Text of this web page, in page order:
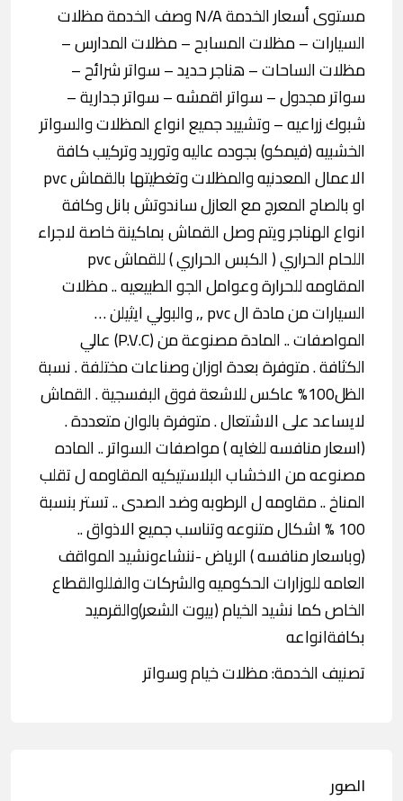
مستوى أسعار الخدمة N/A وصف الخدمة مظلات
السيارات – مظلات المسابح – مظلات المدارس –
مظلات الساحات – هناجر حديد – سواتر شرائح –
سواتر مجدول – سواتر اقمشه – سواتر جدارية –
شبوك زراعيه – وتشييد جميع انواع المظلات والسواتر
الخشبيه (فيمكو) بجوده عاليه وتوريد وتركيب كافة
الاعمال المعدنيه والمظلات وتغطيتها بالقماش pvc
او بالصاج المعرج مع العازل ساندوتش بانل وكافة
انواع الهناجر ويتم وصل القماش بماكينة خاصة لاجراء
اللحام الحراري ( الكبس الحراري ) للقماش pvc
المقاومه للحرارة وعوامل الجو الطبيعيه .. مظلات
السيارات من مادة ال pvc ,, والبولي ايثيلن …
المواصفات .. المادة مصنوعة من (P.V.C) عالي
الكثافة . متوفرة بعدة اوزان وصناعات مختلفة . نسبة
الظل100% عاكس للاشعة فوق البفسجية . القماش
لايساعد على الاشتعال . متوفرة بالوان متعددة .
(اسعار منافسه للغايه ) مواصفات السواتر .. الماده
مصنوعه من الاخشاب البلاستيكيه المقاومه ل تقلب
المناخ .. مقاومه ل الرطوبه وضد الصدى .. تستر بنسبة
100 % اشكال متنوعه وتناسب جميع الاذواق ..
(وباسعار منافسه ) الرياض -ننشاءونشيد المواقف
العامه للوزارات الحكوميه والشركات والفللوالقطاع
الخاص كما نشيد الخيام (بيوت الشعر)والقرميد
بكافةانواعه
تصنيف الخدمة: مظلات خيام وسواتر
الصور